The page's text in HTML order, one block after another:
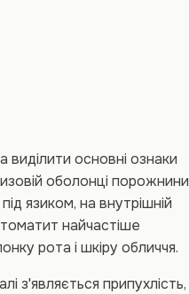
основні ознаки
оболонці порожнини
язиком, на внутрішній
найчастіше
рота і шкіру обличчя.
з'являється припухлість,